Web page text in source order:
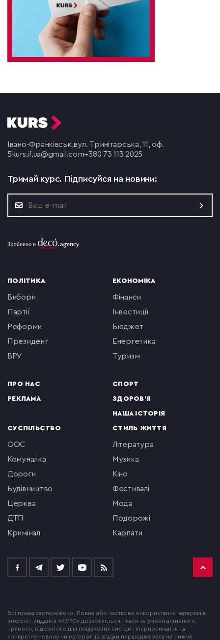
Івано-Франківськ, вул. Тринітарська, 11, оф.
5 kurs.if.ua@gmail.com+380 73 113 2025
Тримай курс. Підписуйся на новини:
ПОЛІТИКА
вибори
партії
реформи
президент
ВРУ
ПРО НАС
РЕКЛАМА
ЕКОНОМІКА
фінанси
інвестиції
бюджет
енергетика
туризм
СПОРТ
ЗДОРОВ'Я
НАША ІСТОРІЯ
СУСПІЛЬСТВО
ООС
комуналка
Дороги
будівництво
церква
ДТП
кримінал
СТИЛЬ ЖИТТЯ
література
музика
кіно
фестивалі
мода
подорожі
Карпати
Всі права застережено. Повне або часткове використання матеріалів
інтернет-видання «КУРС» дозволяється тільки за умови активного,
прямого, відкритого для пошукових систем гіперпосилання на
конкретну новину чи матеріал та згадки першоджерела не нижче